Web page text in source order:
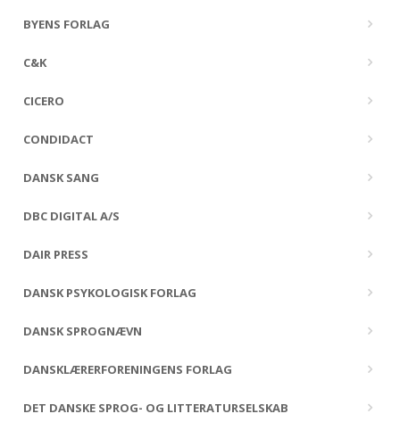
BYENS FORLAG
C&K
CICERO
CONDIDACT
DANSK SANG
DBC DIGITAL A/S
DAIR PRESS
DANSK PSYKOLOGISK FORLAG
DANSK SPROGNÆVN
DANSKLÆRERFORENINGENS FORLAG
DET DANSKE SPROG- OG LITTERATURSELSKAB